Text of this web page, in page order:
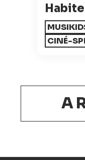
CINÉ-